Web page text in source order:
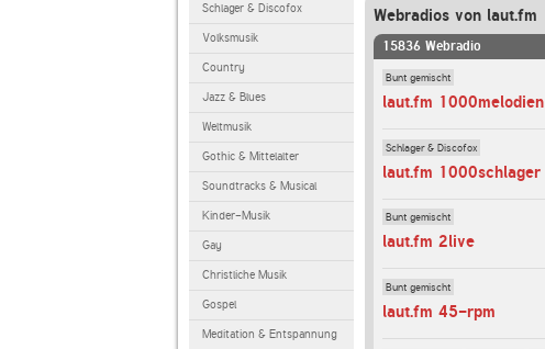
Schlager & Discofox
Volksmusik
Country
Jazz & Blues
Weltmusik
Gothic & Mittelalter
Soundtracks & Musical
Kinder-Musik
Gay
Christliche Musik
Gospel
Meditation & Entspannung
Webradios von laut.fm
15836 Webradio
Bunt gemischt
laut.fm 1000melodien
Schlager & Discofox
laut.fm 1000schlager
Bunt gemischt
laut.fm 2live
Bunt gemischt
laut.fm 45-rpm